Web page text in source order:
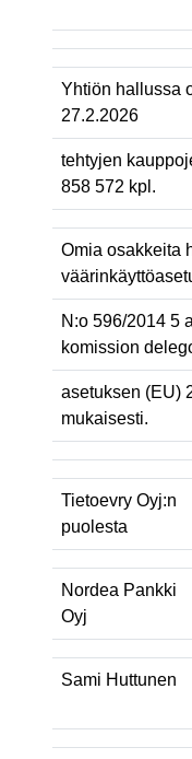
Yhtiön hallussa
27.2.2026
tehtyjen
858 572 kpl.
Omia osakkeita
N:o 596/2014 5
komission
asetuksen (EU)
mukaisesti.
Tietoevry Oyj:n
puolesta
Nordea Pankki
Oyj
Sami Huttunen